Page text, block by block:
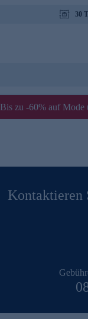
30
Bis zu -60% auf Mode
Kontaktieren